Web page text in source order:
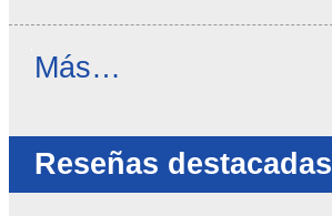
Noticias
Más…
Reseñas destacadas